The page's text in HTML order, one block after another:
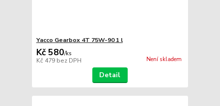
Yacco Gearbox 4T 75W-90 1 l
Kč 580/ks
Kč 479 bez DPH Není skladem
Detail